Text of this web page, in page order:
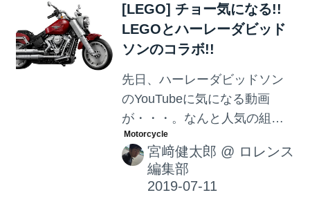
モーションビデオから想像す
ることを楽しみましょう！
[LEGO] チョー気になる!!
LEGOとハーレーダビッド
ソンのコラボ!!
先日、ハーレーダビッドソン
のYouTubeに気になる動画
が・・・。なんと人気の組立
ブロック玩具のLEGOとハーレ
ーダビッドソンがコラボし、
LEGOのハーレーダビッドソン
を登場させたのです！
宮﨑健太郎 @ ロレンス
編集部